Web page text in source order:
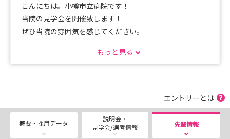
こんにちは。小樽市立病院です！
当院の見学会を開催致します！
ぜひ当院の雰囲気を感じてください。
第２・第４火曜日の予定です！
2.プログラム
もっと見る
エントリーとは
概要・採用データ
説明会・
見学会/選考情報
先輩情報